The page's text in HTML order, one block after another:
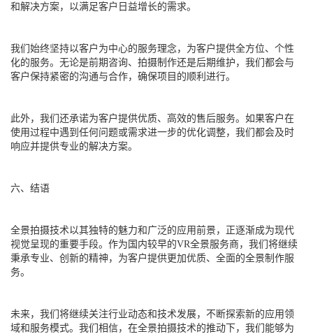
和解决方案，以满足客户日益增长的需求。
我们始终坚持以客户为中心的服务理念，为客户提供全方位、个性
化的服务。无论是前期咨询、拍摄制作还是后期维护，我们都会与
客户保持紧密的沟通与合作，确保项目的顺利进行。
此外，我们还承诺为客户提供优质、高效的售后服务。如果客户在
使用过程中遇到任何问题或需求进一步的优化调整，我们都会及时
响应并提供专业的解决方案。
六、结语
全景拍摄技术以其独特的魅力和广泛的应用前景，正逐渐成为现代
视觉呈现的重要手段。作为国内较早的VR全景服务商，我们将继续
秉承专业、创新的精神，为客户提供更加优质、全面的全景制作服
务。
未来，我们将继续关注行业动态和技术发展，不断探索新的应用领
域和服务模式。我们相信，在全景拍摄技术的推动下，我们能够为